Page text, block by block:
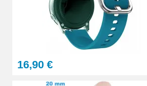
Pointeau de Pose
9,90 €
Kit Réparation
16,90 €